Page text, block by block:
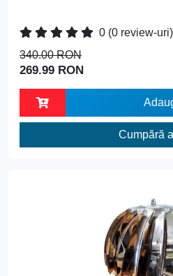
0 (0 review-uri)
340.00 RON
269.99 RON
Cumpără